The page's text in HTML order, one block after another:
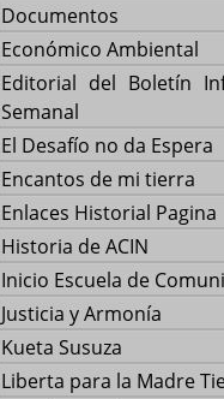
Documentos
Económico Ambiental
Editorial del Boletín
Semanal
El Desafío no da Espera
Encantos de mi tierra
Enlaces Historial Pagina
Historia de ACIN
Inicio Escuela de
Justicia y Armonía
Kueta Susuza
Liberta para la Madre